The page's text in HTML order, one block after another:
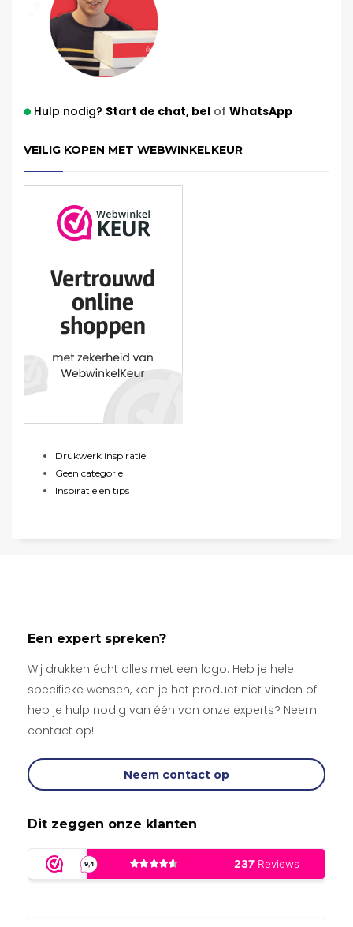
Hulp nodig? Start de chat,belof WhatsApp
VEILIG KOPEN MET WEBWINKELKEUR
Drukwerk inspiratie
Geen categorie
Inspiratie en tips
Een expert spreken?
Wij drukken écht alles met een logo. Heb je hele
specifieke wensen, kan je het product niet vinden of
heb je hulp nodig van één van onze experts? Neem
contact op!
Neem contact op
Dit zeggen onze klanten